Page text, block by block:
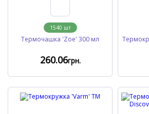
1540 шт
Термочашка 'Zoe' 300 мл
260.06грн.